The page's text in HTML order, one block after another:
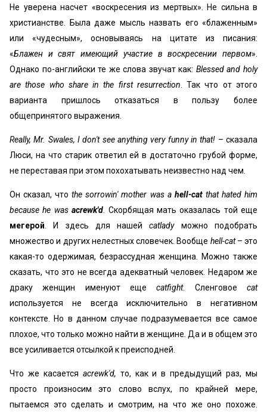
Не уверена насчет «воскресения из мертвых». Не сильна в
христианстве. Была даже мысль назвать его «блаженным»
или «чудесным», основываясь на цитате из писания:
«Блажен и свят имеющий участие в воскресении первом».
Однако по-английски те же слова звучат как: Blessed and holy
are those who share in the first resurrection . Так что от этого
варианта пришлось отказаться в пользу более
общепринятого выражения.
Really, Mr. Swales, I don't see anything very funny in that! – сказала
Люси, на что старик ответил ей в достаточно грубой форме,
не переставая при этом похохатывать неизвестно над чем.
Он сказал, чтоthe sorrowin' mother was a hell-catthat hated him
because he wasacrewk'd . Скорбящая мать оказалась той еще
мегерой . И здесь для нашейcatladyможно подобрать
множество и других нелестных словечек. Вообще hell-cat– это
какая-то одержимая, безрассудная женщина. Можно также
сказать, что это не всегда адекватный человек. Недаром же
драку женщин именуют ещеcatfight. Сленговоеcat
используется не всегда исключительно в негативном
контексте. Но в данном случае подразумевается все самое
плохое, что только можно найти в женщине. Да и в общем это
все усиливается отсылкой к преисподней.
Что же касается acrewk'd, то, как и в предыдущий раз, мы
просто произносим это слово вслух, по крайней мере,
пытаемся это сделать и смотрим, на что же оно похоже.